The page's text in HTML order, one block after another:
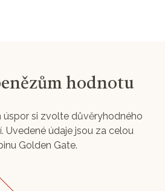
hodnotu
úspor si zvolte důvěryhodného
Uvedené údaje jsou za celou
Golden Gate.